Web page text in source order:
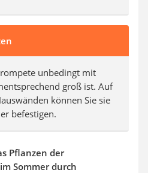
unbedingt mit
groß ist. Auf
können Sie sie
befestigen.
Pflanzen der
Sommer durch